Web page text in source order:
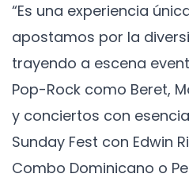
“Es una experiencia
apostamos por la
trayendo a escena
Pop-Rock como Beret,
y conciertos con
Sunday Fest con Edwin
Combo Dominicano o